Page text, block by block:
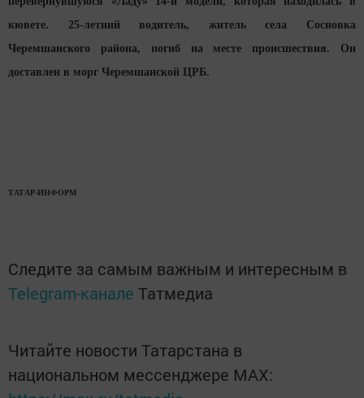
кювете. 25-летний водитель, житель села Сосновка
Черемшанского района, погиб на месте происшествия. Он
доставлен в морг Черемшанской ЦРБ.
ТАТАР-ИНФОРМ
Следите за самым важным и интересным в
Telegram-канале Татмедиа
Читайте новости Татарстана в
национальном мессенджере MАХ: